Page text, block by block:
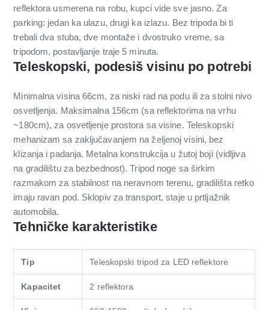
reflektora usmerena na robu, kupci vide sve jasno. Za
parking: jedan ka ulazu, drugi ka izlazu. Bez tripoda bi ti
trebali dva stuba, dve montaže i dvostruko vreme, sa
tripodom, postavljanje traje 5 minuta.
Teleskopski, podesiš visinu po potrebi
Minimalna visina 66cm, za niski rad na podu ili za stolni nivo
osvetljenja. Maksimalna 156cm (sa reflektorima na vrhu
~180cm), za osvetljenje prostora sa visine. Teleskopski
mehanizam sa zaključavanjem na željenoj visini, bez
klizanja i padanja. Metalna konstrukcija u žutoj boji (vidljiva
na gradilištu za bezbednost). Tripod noge sa širkim
razmakom za stabilnost na neravnom terenu, gradilišta retko
imaju ravan pod. Sklopiv za transport, staje u prtljažnik
automobila.
Tehničke karakteristike
Tip Teleskopski tripod za LED reflektore
Kapacitet 2 reflektora